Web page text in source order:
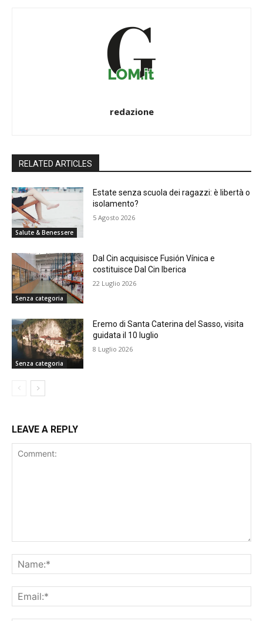
redazione
RELATED ARTICLES
Salute & Benessere
Estate senza scuola dei ragazzi: è libertà o
isolamento?
5 Agosto 2026
Senza categoria
Dal Cin acquisisce Fusión Vínica e
costituisce Dal Cin Iberica
22 Luglio 2026
Senza categoria
Eremo di Santa Caterina del Sasso, visita
guidata il 10 luglio
8 Luglio 2026
LEAVE A REPLY